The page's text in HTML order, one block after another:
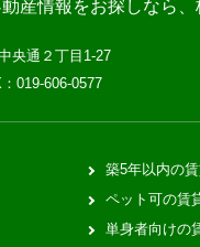
産情報をお探しなら
央通２丁目1-27
019-606-0577
築5年以内の
ペット可の賃
単身者向けの